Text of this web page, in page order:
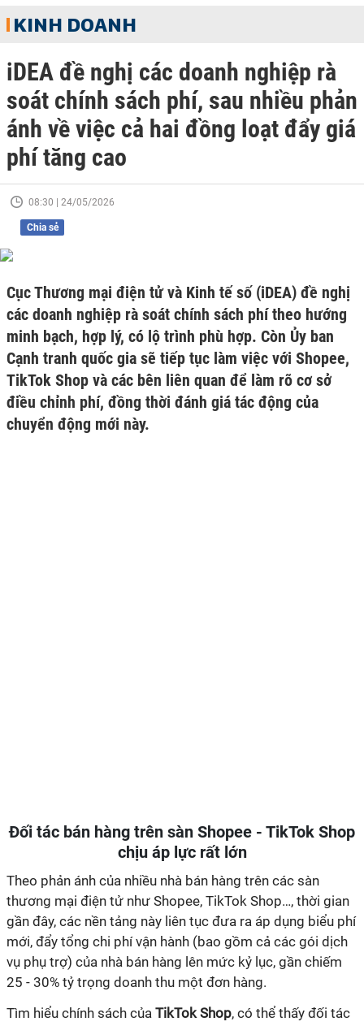
KINH DOANH
iDEA đề nghị các doanh nghiệp rà
soát chính sách phí, sau nhiều phản
ánh về việc cả hai đồng loạt đẩy giá
phí tăng cao
08:30 | 24/05/2026
Chia sẻ
Cục Thương mại điện tử và Kinh tế số (iDEA) đề nghị
các doanh nghiệp rà soát chính sách phí theo hướng
minh bạch, hợp lý, có lộ trình phù hợp. Còn Ủy ban
Cạnh tranh quốc gia sẽ tiếp tục làm việc với Shopee,
TikTok Shop và các bên liên quan để làm rõ cơ sở
điều chỉnh phí, đồng thời đánh giá tác động của
chuyển động mới này.
Đối tác bán hàng trên sàn Shopee - TikTok Shop
chịu áp lực rất lớn
Theo phản ánh của nhiều nhà bán hàng trên các sàn
thương mại điện tử như Shopee, TikTok Shop…, thời gian
gần đây, các nền tảng này liên tục đưa ra áp dụng biểu phí
mới, đẩy tổng chi phí vận hành (bao gồm cả các gói dịch
vụ phụ trợ) của nhà bán hàng lên mức kỷ lục, gần chiếm
25 - 30% tỷ trọng doanh thu một đơn hàng.
Tìm hiểu chính sách của TikTok Shop, có thể thấy đối tác